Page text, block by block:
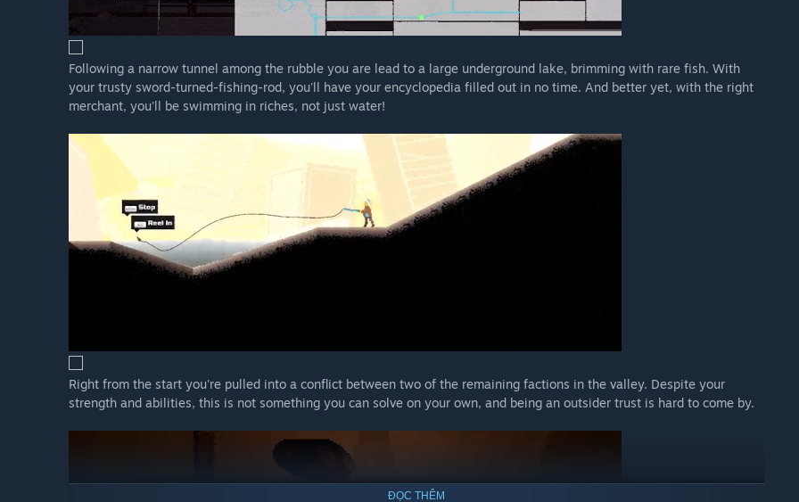
Following a narrow tunnel among the rubble you are lead to a large underground lake, brimming with rare fish. With
your trusty sword-turned-fishing-rod, you'll have your encyclopedia filled out in no time. And better yet, with the right
merchant, you'll be swimming in riches, not just water!
Right from the start you're pulled into a conflict between two of the remaining factions in the valley. Despite your
strength and abilities, this is not something you can solve on your own, and being an outsider trust is hard to come by.
ĐỌC THÊM